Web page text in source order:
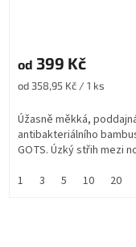
od 399 Kč
Měrná
od 358,95 Kč / 1 ks
Úžasně měkká,
antibakteriálního
GOTS. Úzký střih mezi
1
3 5 10 20